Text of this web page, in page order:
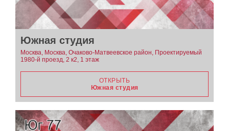
Южная студия
Москва, Москва, Очаково-Матвеевское район, Проектируемый
1980-й проезд, 2 к2, 1 этаж
ОТКРЫТЬ
Южная студия